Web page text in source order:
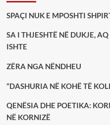
SPAÇI NUK E MPOSHTI
SA I THJESHTË NË DUKJE,
ISHTE
ZËRA NGA NËNDHEU
“DASHURIA NË KOHË TË
QENËSIA DHE POETIKA:
NË KORNIZË